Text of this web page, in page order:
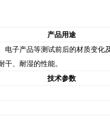
产品用途
子产品等测试前后的材质变
、耐湿的性能。
技术参数